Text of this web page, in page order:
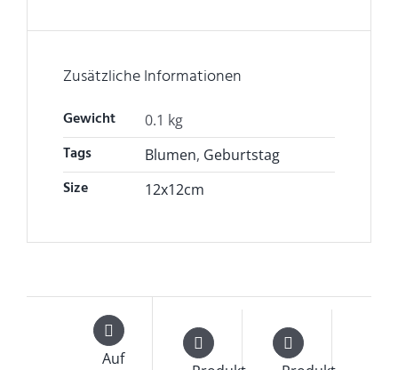
Zusätzliche Informationen
Gewicht 0.1 kg
Tags Blumen, Geburtstag
Size 12x12cm
Auf